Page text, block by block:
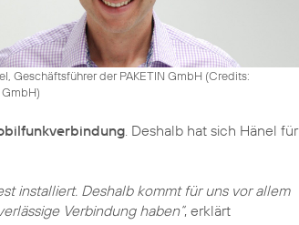
Geschäftsführer der PAKETIN GmbH (Credits:
GmbH)
. Deshalb hat sich Hänel für
installiert. Deshalb kommt für uns vor allem
Verbindung haben“, erklärt